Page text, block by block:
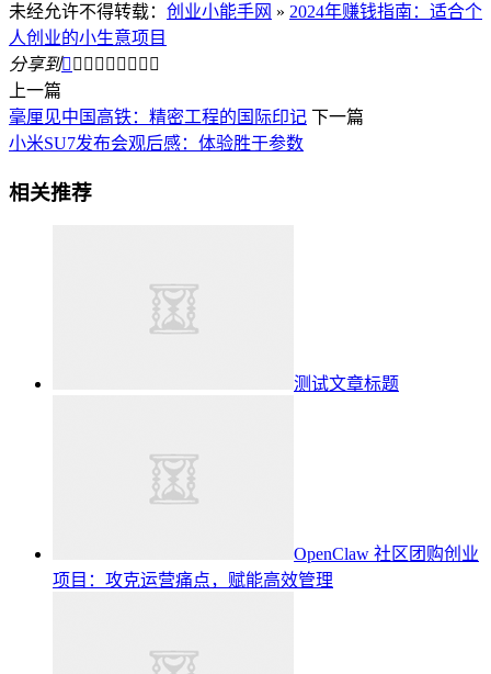
未经允许不得转载： 创业小能手网 » 2024年赚钱指南：适合个
人创业的小生意项目
分享到        
上一篇
毫厘见中国高铁：精密工程的国际印记 下一篇
小米SU7发布会观后感：体验胜于参数
相关推荐
测试文章标题
OpenClaw 社区团购创业
项目：攻克运营痛点，赋能高效管理